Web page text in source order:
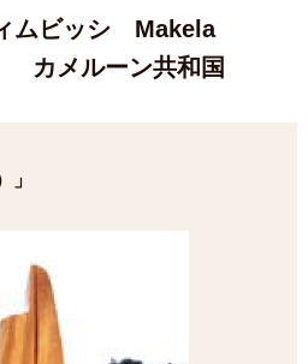
ムビッシ Makela
カメルーン共和国
」